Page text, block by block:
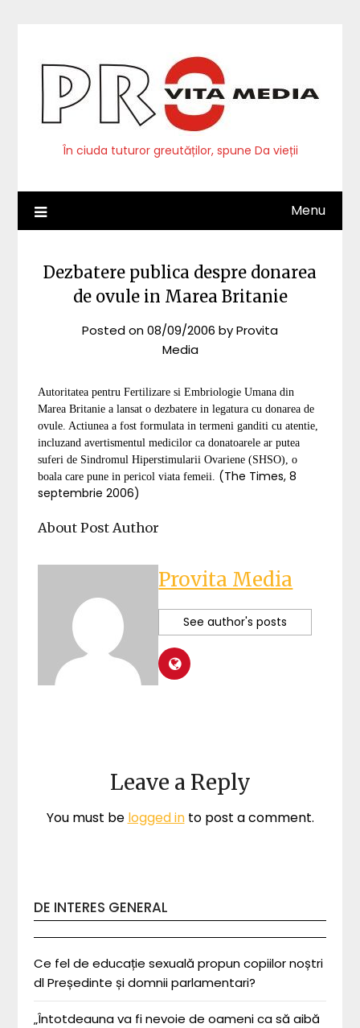
În ciuda tuturor greutăților, spune Da vieții
Menu
Dezbatere publica despre donarea
de ovule in Marea Britanie
Posted on08/09/2006 byProvita
Media
Autoritatea pentru Fertilizare si Embriologie Umana din
Marea Britanie a lansat o dezbatere in legatura cu donarea de
ovule. Actiunea a fost formulata in termeni ganditi cu atentie,
incluzand avertismentul medicilor ca donatoarele ar putea
suferi de Sindromul Hiperstimularii Ovariene (SHSO), o
boala care pune in pericol viata femeii. (The Times, 8
septembrie 2006)
About Post Author
Provita Media
See author's posts
Leave a Reply
You must be logged into post a comment.
DE INTERES GENERAL
Ce fel de educație sexuală propun copiilor noștri
dl Președinte și domnii parlamentari?
„Întotdeauna va fi nevoie de oameni ca să aibă